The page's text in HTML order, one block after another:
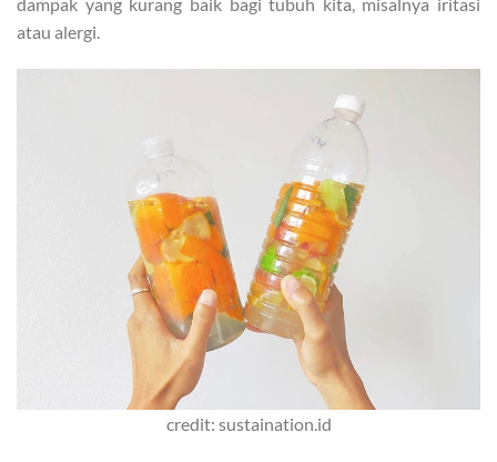
atau alergi.
credit: sustaination.id